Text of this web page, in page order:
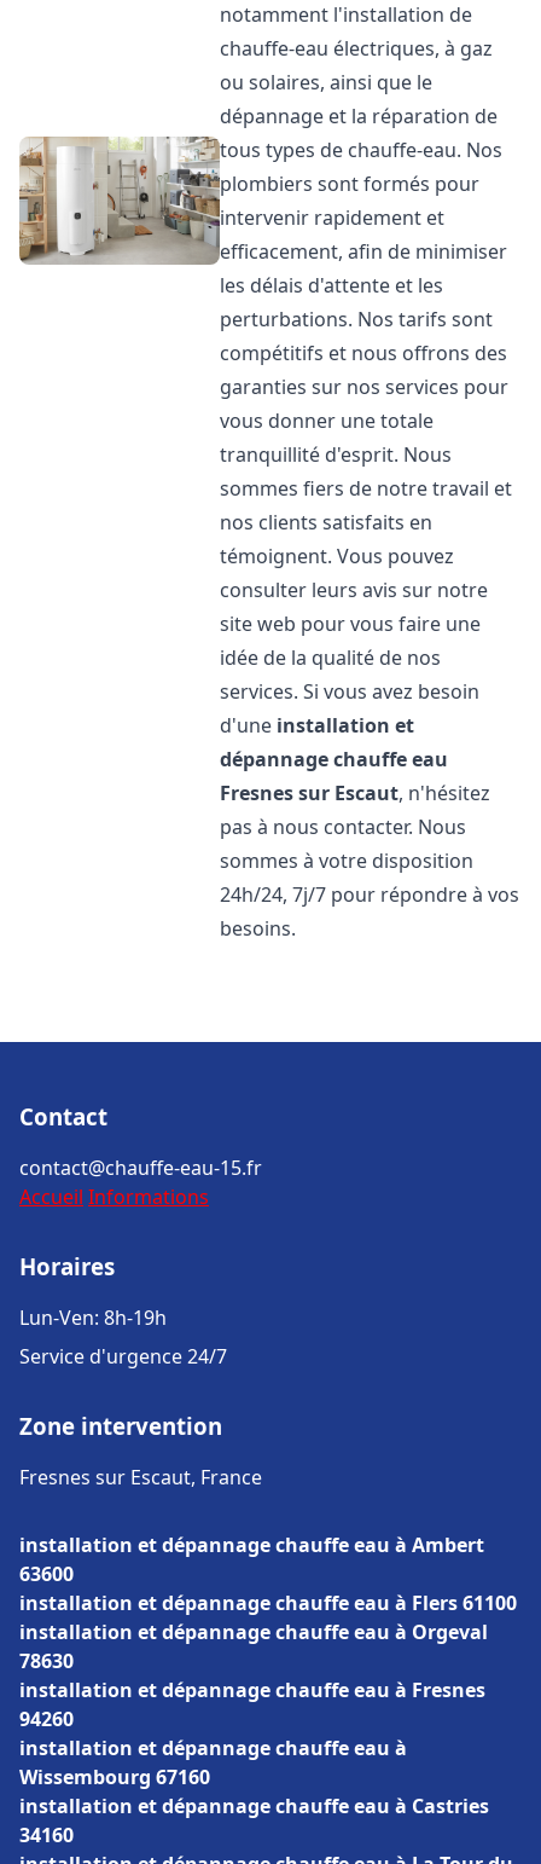
notamment l'installation de
chauffe-eau électriques, à gaz
ou solaires, ainsi que le
dépannage et la réparation de
tous types de chauffe-eau. Nos
plombiers sont formés pour
intervenir rapidement et
efficacement, afin de minimiser
les délais d'attente et les
perturbations. Nos tarifs sont
compétitifs et nous offrons des
garanties sur nos services pour
vous donner une totale
tranquillité d'esprit. Nous
sommes fiers de notre travail et
nos clients satisfaits en
témoignent. Vous pouvez
consulter leurs avis sur notre
site web pour vous faire une
idée de la qualité de nos
services. Si vous avez besoin
d'une installation et
dépannage chauffe eau
Fresnes sur Escaut, n'hésitez
pas à nous contacter. Nous
sommes à votre disposition
24h/24, 7j/7 pour répondre à vos
besoins.
Contact
contact@chauffe-eau-15.fr
Accueil Informations
Horaires
Lun-Ven: 8h-19h
Service d'urgence 24/7
Zone intervention
Fresnes sur Escaut, France
installation et dépannage chauffe eau à Ambert
63600
installation et dépannage chauffe eau à Flers 61100
installation et dépannage chauffe eau à Orgeval
78630
installation et dépannage chauffe eau à Fresnes
94260
installation et dépannage chauffe eau à
Wissembourg 67160
installation et dépannage chauffe eau à Castries
34160